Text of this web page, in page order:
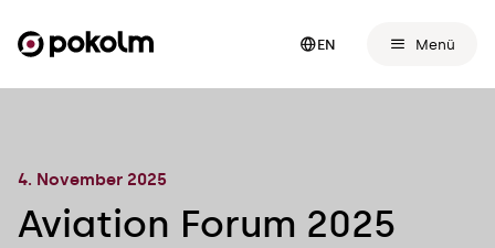
EN Menü
4. November 2025
Aviation Forum 2025